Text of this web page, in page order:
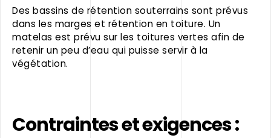
Des bassins de rétention souterrains sont prévus
dans les marges et rétention en toiture. Un
matelas est prévu sur les toitures vertes afin de
retenir un peu d’eau qui puisse servir à la
végétation.
Contraintes et exigences :